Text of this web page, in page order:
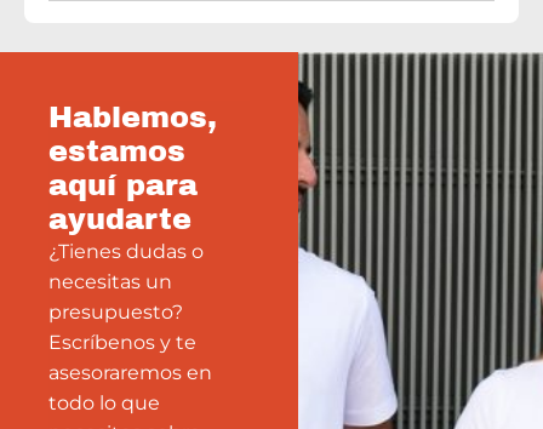
Hablemos,
estamos
aquí para
ayudarte
¿Tienes dudas o
necesitas un
presupuesto?
Escríbenos y te
asesoraremos en
todo lo que